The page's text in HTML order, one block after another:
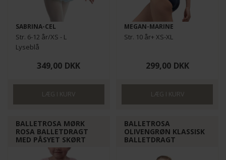
SABRINA-CEL
Str. 6-12 år/XS - L
Lyseblå
349,00 DKK
MEGAN-MARINE
Str. 10 år+ XS-XL
299,00 DKK
BALLETROSA MØRK
ROSA BALLETDRAGT
MED PÅSYET SKØRT
BALLETROSA
OLIVENGRØN KLASSISK
BALLETDRAGT